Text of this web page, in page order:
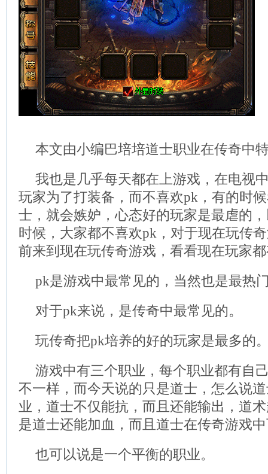
本文由小编巴培培道士职业在传奇中
我也是几乎每天都在上游戏，在电视
玩家为了打装备，而不喜欢pk，有的时
士，就会嫉妒，心态好的玩家是最虐的
时候，大家都不喜欢pk，对于现在玩传
前来到现在玩传奇游戏，看看现在玩家
pk是游戏中最常见的，当然也是最热
对于pk来说，是传奇中最常见的。
玩传奇把pk培养的好的玩家是最多的
游戏中有三个职业，每个职业都有自
不一样，而今天说的只是道士，怎么说
业，道士不仅能抗，而且还能输出，道
是道士还能加血，而且道士在传奇游戏
也可以说是一个平衡的职业。